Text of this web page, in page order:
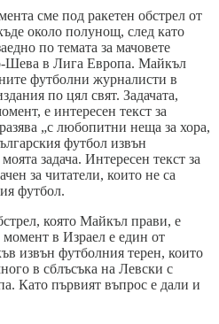
сме под ракетен обстрел от
около полунощ, след като
по темата за мачовете
Шева в Лига Европа. Майкъл
футболни журналисти в
по цял свят. Задачата,
е интересен текст за
„с любопитни неща за хора,
футбол извън
задача. Интересен текст за
за читатели, които не са
футбол.
която Майкъл прави, е
в Израел е един от
извън футболния терен, които
в сблъсъка на Левски с
Като първият въпрос е дали и